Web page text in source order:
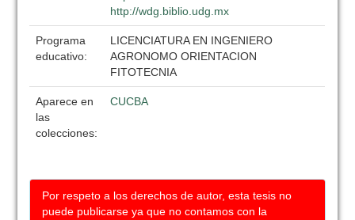
http://wdg.biblio.udg.mx
Programa
educativo:
LICENCIATURA EN INGENIERO
AGRONOMO ORIENTACION
FITOTECNIA
Aparece en
las
colecciones:
CUCBA
Por respeto a los derechos de autor, esta tesis no
puede publicarse ya que no contamos con la